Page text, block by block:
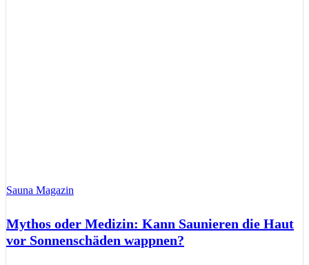
Sauna Magazin
Mythos oder Medizin: Kann Saunieren die Haut
vor Sonnenschäden wappnen?